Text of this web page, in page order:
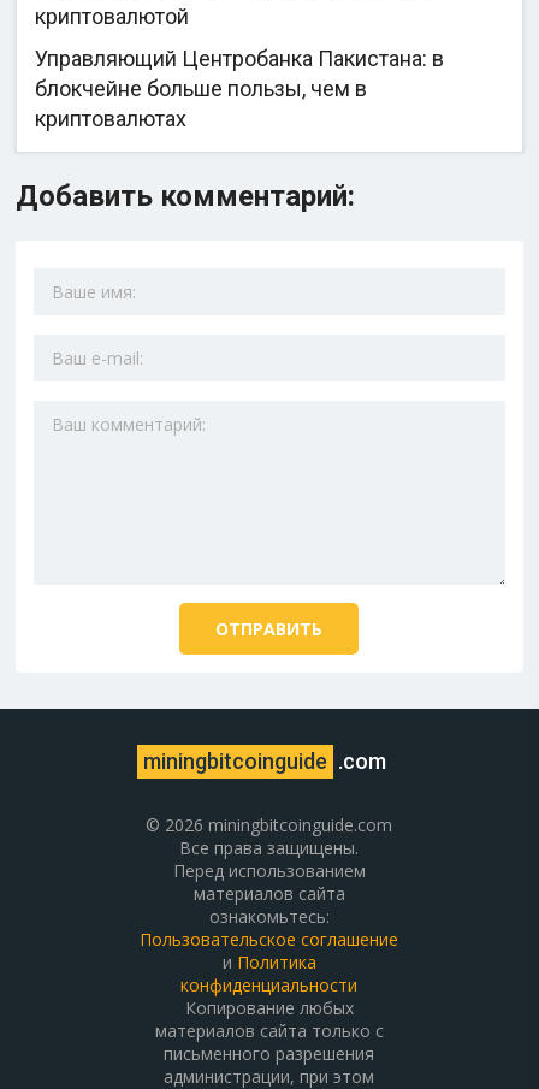
криптовалютой
Управляющий Центробанка Пакистана: в
блокчейне больше пользы, чем в
криптовалютах
Добавить комментарий:
miningbitcoinguide .com
© 2026 miningbitcoinguide.com
Все права защищены.
Перед использованием
материалов сайта
ознакомьтесь:
Пользовательское соглашение
и Политика
конфиденциальности
Копирование любых
материалов сайта только с
письменного разрешения
администрации, при этом